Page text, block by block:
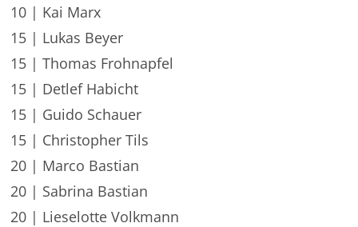
10 | Kai Marx
15 | Lukas Beyer
15 | Thomas Frohnapfel
15 | Detlef Habicht
15 | Guido Schauer
15 | Christopher Tils
20 | Marco Bastian
20 | Sabrina Bastian
20 | Lieselotte Volkmann